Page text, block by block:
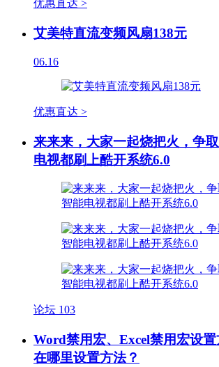
优惠直达 >
艾美特直流变频风扇138元
06.16
优惠直达 >
来来来，大家一起烧把火，争
电视都刷上酷开系统6.0
论坛 103
Word禁用宏、Excel禁用宏设
在哪里设置方法？